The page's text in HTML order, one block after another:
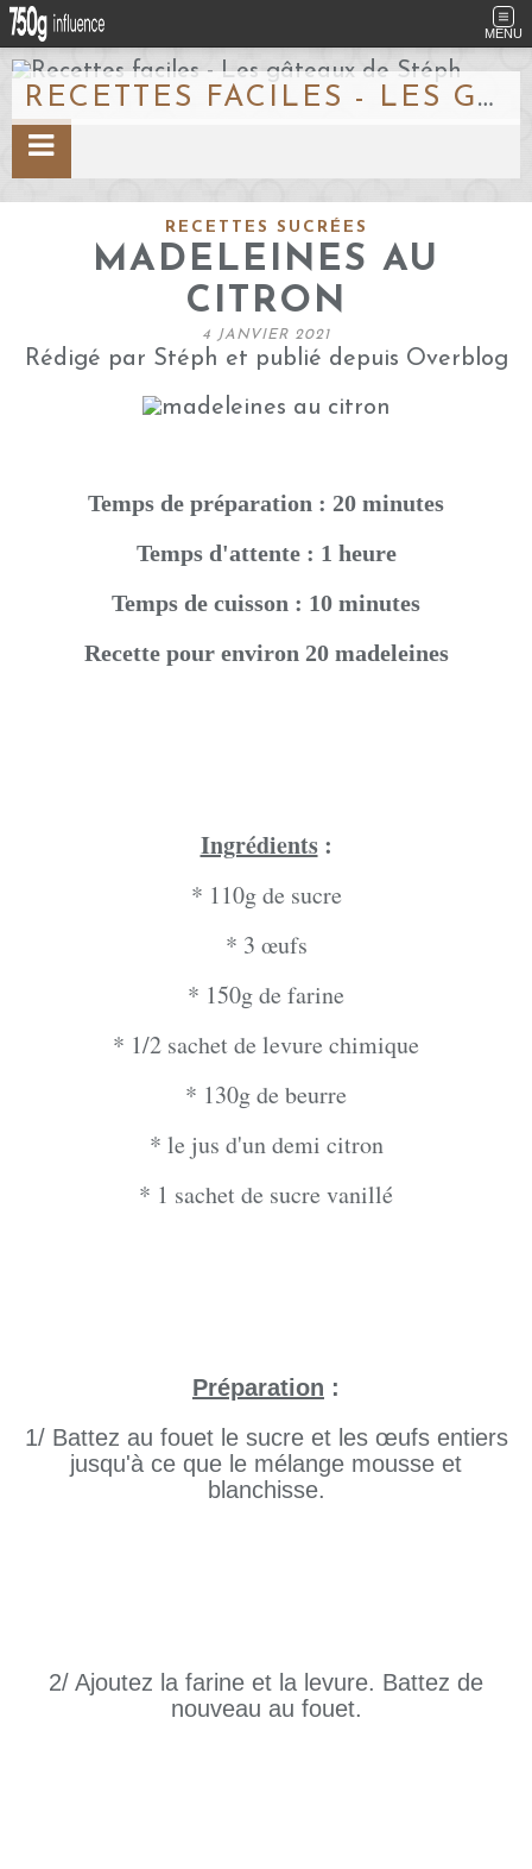
MENU
RECETTES FACILES - LES GÂTEAUX DE STÉPH
RECETTES SUCRÉES
MADELEINES AU
CITRON
4 JANVIER 2021
Rédigé par Stéph et publié depuis Overblog
Temps de préparation : 20 minutes
Temps d'attente : 1 heure
Temps de cuisson : 10 minutes
Recette pour environ 20 madeleines
Ingrédients:
* 110g de sucre
* 3 œufs
* 150g de farine
* 1/2 sachet de levure chimique
* 130g de beurre
* le jus d'un demi citron
* 1 sachet de sucre vanillé
Préparation :
1/ Battez au fouet le sucre et les œufs entiers
jusqu'à ce que le mélange mousse et
blanchisse.
2/ Ajoutez la farine et la levure. Battez de
nouveau au fouet.